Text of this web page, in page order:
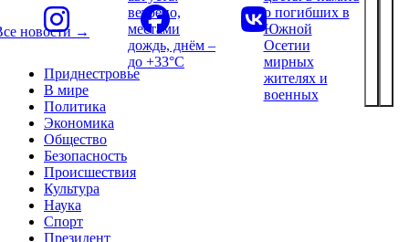
Приднестровье
В мире
Политика
Экономика
Общество
Безопасность
Происшествия
Культура
Наука
Спорт
Президент
новости →
ветрено,
местами
дождь, днём –
до +33°С
о погибших в
Южной
Осетии
мирных
жителях и
военных